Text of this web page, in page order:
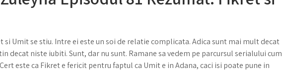
si Umit se stiu. Intre ei este un soi de relatie complicata. Adica sunt mai mult decat
decat niste iubiti. Sunt, dar nu sunt. Ramane sa vedem pe parcursul serialului cum
este ca Fikret e fericit pentru faptul ca Umit e in Adana, caci isi poate pune in